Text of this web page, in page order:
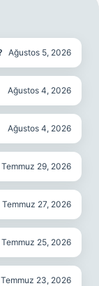
Ağustos 5, 2026
Ağustos 4, 2026
Ağustos 4, 2026
Temmuz 29, 2026
Temmuz 27, 2026
Temmuz 25, 2026
Temmuz 23, 2026